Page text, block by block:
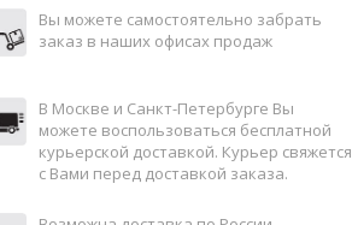
Вы можете самостоятельно забрать
заказ в наших офисах продаж
В Москве и Санкт-Петербурге Вы
можете воспользоваться бесплатной
курьерской доставкой. Курьер свяжется
с Вами перед доставкой заказа.